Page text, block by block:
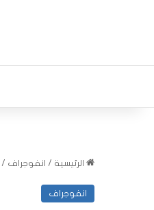
الرئيسية / انفوجراف /
انفوجراف